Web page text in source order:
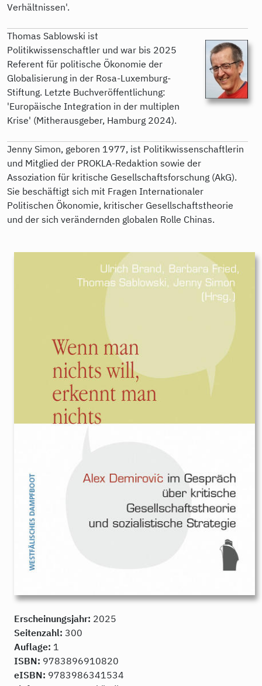
Verhältnissen'.
Thomas Sablowski ist
Politikwissenschaftler und war bis 2025
Referent für politische Ökonomie der
Globalisierung in der Rosa-Luxemburg-
Stiftung. Letzte Buchveröffentlichung:
'Europäische Integration in der multiplen
Krise' (Mitherausgeber, Hamburg 2024).
Jenny Simon, geboren 1977, ist Politikwissenschaftlerin
und Mitglied der PROKLA-Redaktion sowie der
Assoziation für kritische Gesellschaftsforschung (AkG).
Sie beschäftigt sich mit Fragen Internationaler
Politischen Ökonomie, kritischer Gesellschaftstheorie
und der sich verändernden globalen Rolle Chinas.
9783896910820.jpeg
Erscheinungsjahr: 2025
Seitenzahl: 300
Auflage: 1
ISBN: 9783896910820
eISBN: 9783986341534